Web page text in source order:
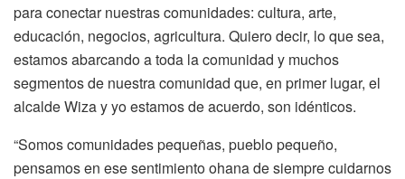
para conectar nuestras comunidades: cultura, arte,
educación, negocios, agricultura. Quiero decir, lo que sea,
estamos abarcando a toda la comunidad y muchos
segmentos de nuestra comunidad que, en primer lugar, el
alcalde Wiza y yo estamos de acuerdo, son idénticos.
“Somos comunidades pequeñas, pueblo pequeño,
pensamos en ese sentimiento ohana de siempre cuidarnos